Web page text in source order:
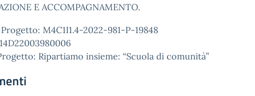
E ACCOMPAGNAMENTO.
M4C1I1.4-2022-981-P-19848
Ripartiamo insieme: “Scuola di comunità”